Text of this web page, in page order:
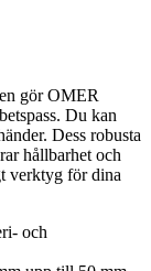
gör OMER
Du kan
Dess robusta
hållbarhet och
verktyg för dina
och